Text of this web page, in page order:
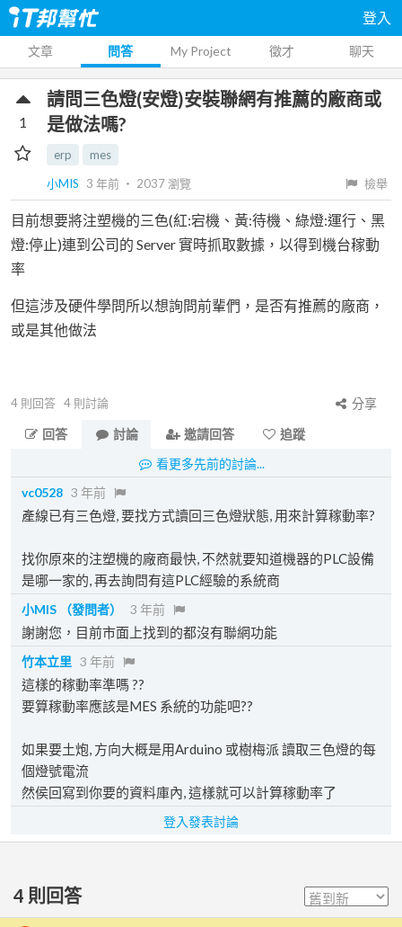
登入
文章 問答 My Project 徵才 聊天
請問三色燈(安燈)安裝聯網有推薦的廠商或
是做法嗎?
erp
mes
小MIS
3 年前 ‧ 2037瀏覽 檢舉
1
目前想要將注塑機的三色(紅:宕機、黃:待機、綠燈:運行、黑
燈:停止)連到公司的 Server 實時抓取數據，以得到機台稼動
率
但這涉及硬件學問所以想詢問前輩們，是否有推薦的廠商，
或是其他做法
4 則回答 4 則討論
分享
回答
討論 邀請回答
追蹤
看更多先前的討論...
vc0528 3 年前
產線已有三色燈, 要找方式讀回三色燈狀態, 用來計算稼動率?
找你原來的注塑機的廠商最快, 不然就要知道機器的PLC設備
是哪一家的, 再去詢問有這PLC經驗的系統商
小MIS （發問者） 3 年前
謝謝您，目前市面上找到的都沒有聯網功能
竹本立里 3 年前
這樣的稼動率準嗎 ??
要算稼動率應該是MES 系統的功能吧??
如果要土炮, 方向大概是用Arduino 或樹梅派 讀取三色燈的每
個燈號電流
然侯回寫到你要的資料庫內, 這樣就可以計算稼動率了
登入發表討論
4 則回答